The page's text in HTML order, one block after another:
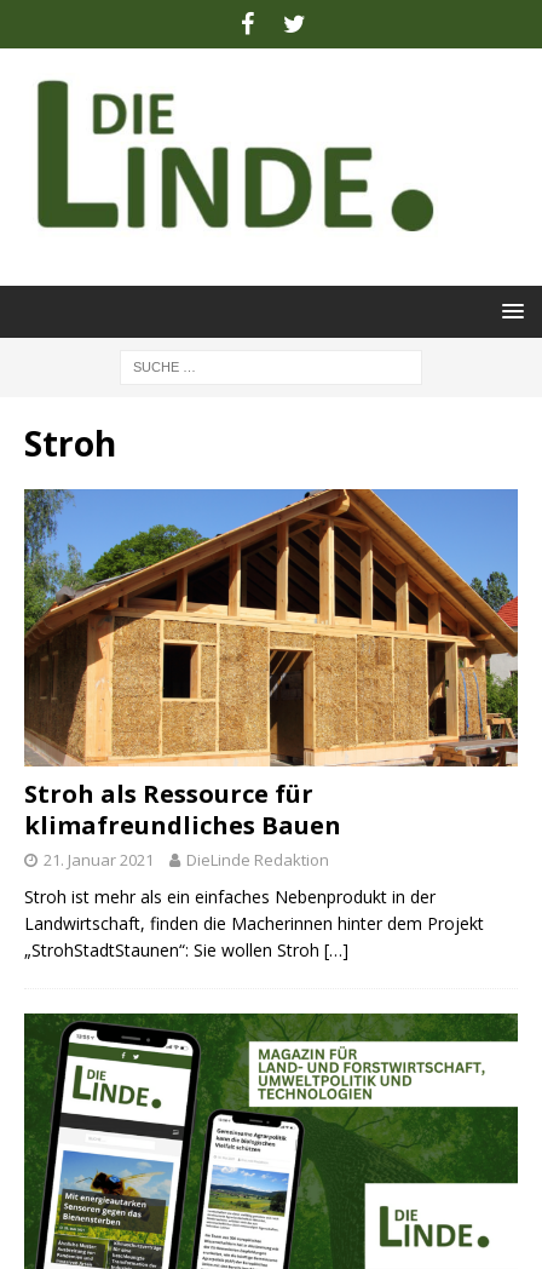
Stroh
Stroh als Ressource für
klimafreundliches Bauen
21. Januar 2021 DieLinde Redaktion
Stroh ist mehr als ein einfaches Nebenprodukt in der
Landwirtschaft, finden die Macherinnen hinter dem Projekt
„StrohStadtStaunen“: Sie wollen Stroh […]